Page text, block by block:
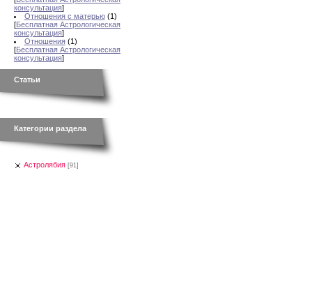
консультация]
Отношения с матерью (1)
[Бесплатная Астрологическая
консультация]
Отношения (1)
[Бесплатная Астрологическая
консультация]
Статьи
Категории раздела
Астролябия [91]